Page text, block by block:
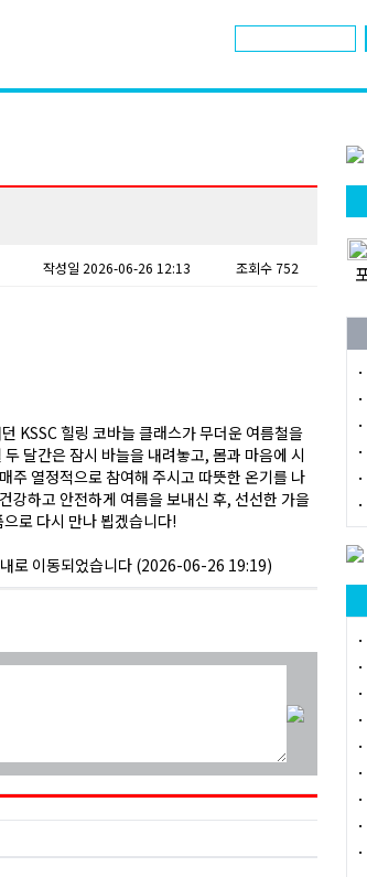
작성일 2026-06-26 12:13 조회수 752
KSSC 힐링 코바늘 클래스가 무더운 여름철을
달간은 잠시 바늘을 내려놓고, 몸과 마음에 시
주 열정적으로 참여해 주시고 따뜻한 온기를 나
강하고 안전하게 여름을 보내신 후, 선선한 가을
로 다시 만나 뵙겠습니다!
로 이동되었습니다 (2026-06-26 19:19)